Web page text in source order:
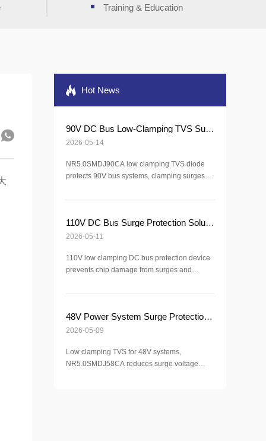
Training & Education
Hot News
90V DC Bus Low-Clamping TVS Surge Protection Solution｜120V Withstand DC
2026-05-14
NR5.0SMDJ90CA low clamping TVS diode
protects 90V bus systems, clamping surges
and latent failure.
110V DC Bus Surge Protection Solution | Low Clamping TVS Design
2026-05-11
110V low clamping DC bus protection device
prevents chip damage from surges and
reliable system operation.
48V Power System Surge Protection Solution | Low Clamping TVS in Automotive Electronics and PoE Applications
2026-05-09
Low clamping TVS for 48V systems,
NR5.0SMDJ58CA reduces surge voltage